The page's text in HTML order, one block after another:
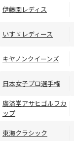
伊藤園レディス
いすゞレディース
キヤノンクイーンズ
日本女子プロ選手権
廣済堂アサヒゴルフカ
ップ
東海クラシック